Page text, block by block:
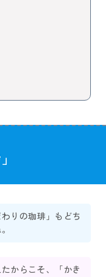
りの珈琲」もどち
からこそ、「かき